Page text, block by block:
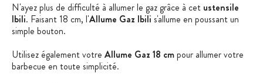
N'ayez plus de difficulté à allumer le gaz grâce à cet ustensile
Ibili. Faisant 18 cm, l'Allume Gaz Ibili s'allume en poussant un
simple bouton.
Utilisez également votre Allume Gaz 18 cmpour allumer votre
barbecue en toute simplicité.